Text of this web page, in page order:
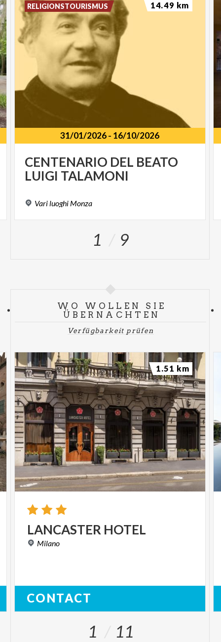
31/01/2026- 16/10/2026
CENTENARIO DEL BEATO
LUIGI TALAMONI
Vari luoghi Monza
RELIGIONSTOURISMUS 14.49 km
1 9
WO WOLLEN SIE
ÜBERNACHTEN
Verfügbarkeit prüfen
LANCASTER HOTEL
Milano
CONTACT
1.51 km
1 11